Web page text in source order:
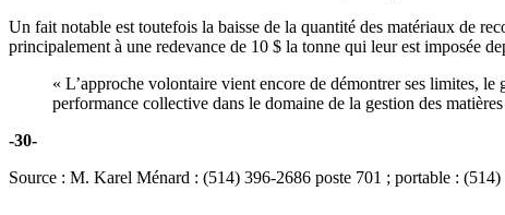
Un fait notable est toutefois la baisse de la quantité des matériaux de
principalement à une redevance de 10 $ la tonne qui leur est imposée
« L’approche volontaire vient encore de démontrer ses limites,
performance collective dans le domaine de la gestion des
-30-
Source : M. Karel Ménard : (514) 396-2686 poste 701 ; portable :